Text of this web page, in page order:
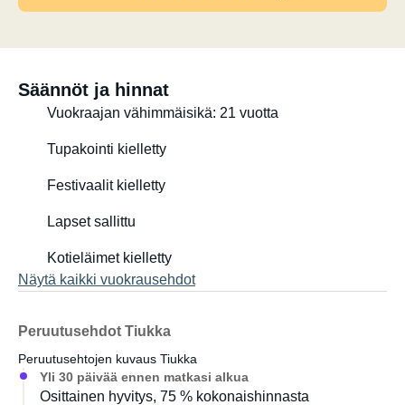
Säännöt ja hinnat
Vuokraajan vähimmäisikä: 21 vuotta
Tupakointi kielletty
Festivaalit kielletty
Lapset sallittu
Kotieläimet kielletty
Näytä kaikki vuokrausehdot
Peruutusehdot Tiukka
Peruutusehtojen kuvaus Tiukka
Yli 30 päivää ennen matkasi alkua
Osittainen hyvitys, 75 % kokonaishinnasta